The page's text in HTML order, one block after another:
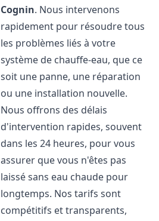
Cognin. Nous intervenons
rapidement pour résoudre tous
les problèmes liés à votre
système de chauffe-eau, que ce
soit une panne, une réparation
ou une installation nouvelle.
Nous offrons des délais
d'intervention rapides, souvent
dans les 24 heures, pour vous
assurer que vous n'êtes pas
laissé sans eau chaude pour
longtemps. Nos tarifs sont
compétitifs et transparents,